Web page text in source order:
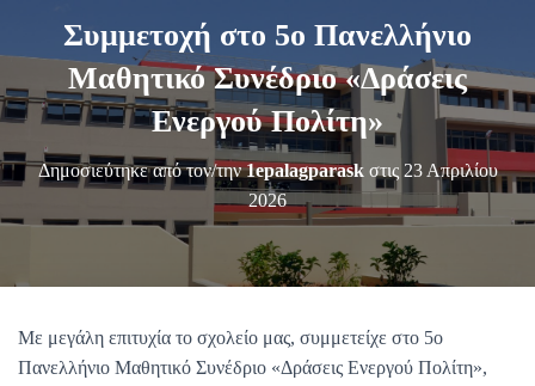
Ο
Ή
Γ
Η
Σ
Συμμετοχή στο 5ο Πανελλήνιο
Μαθητικό Συνέδριο «Δράσεις
Ενεργού Πολίτη»
Δημοσιεύτηκε από τον/την1epalagparask στις 23 Απριλίου
2026
Με μεγάλη επιτυχία το σχολείο μας, συμμετείχε στο 5ο
Πανελλήνιο Μαθητικό Συνέδριο «Δράσεις Ενεργού Πολίτη»,